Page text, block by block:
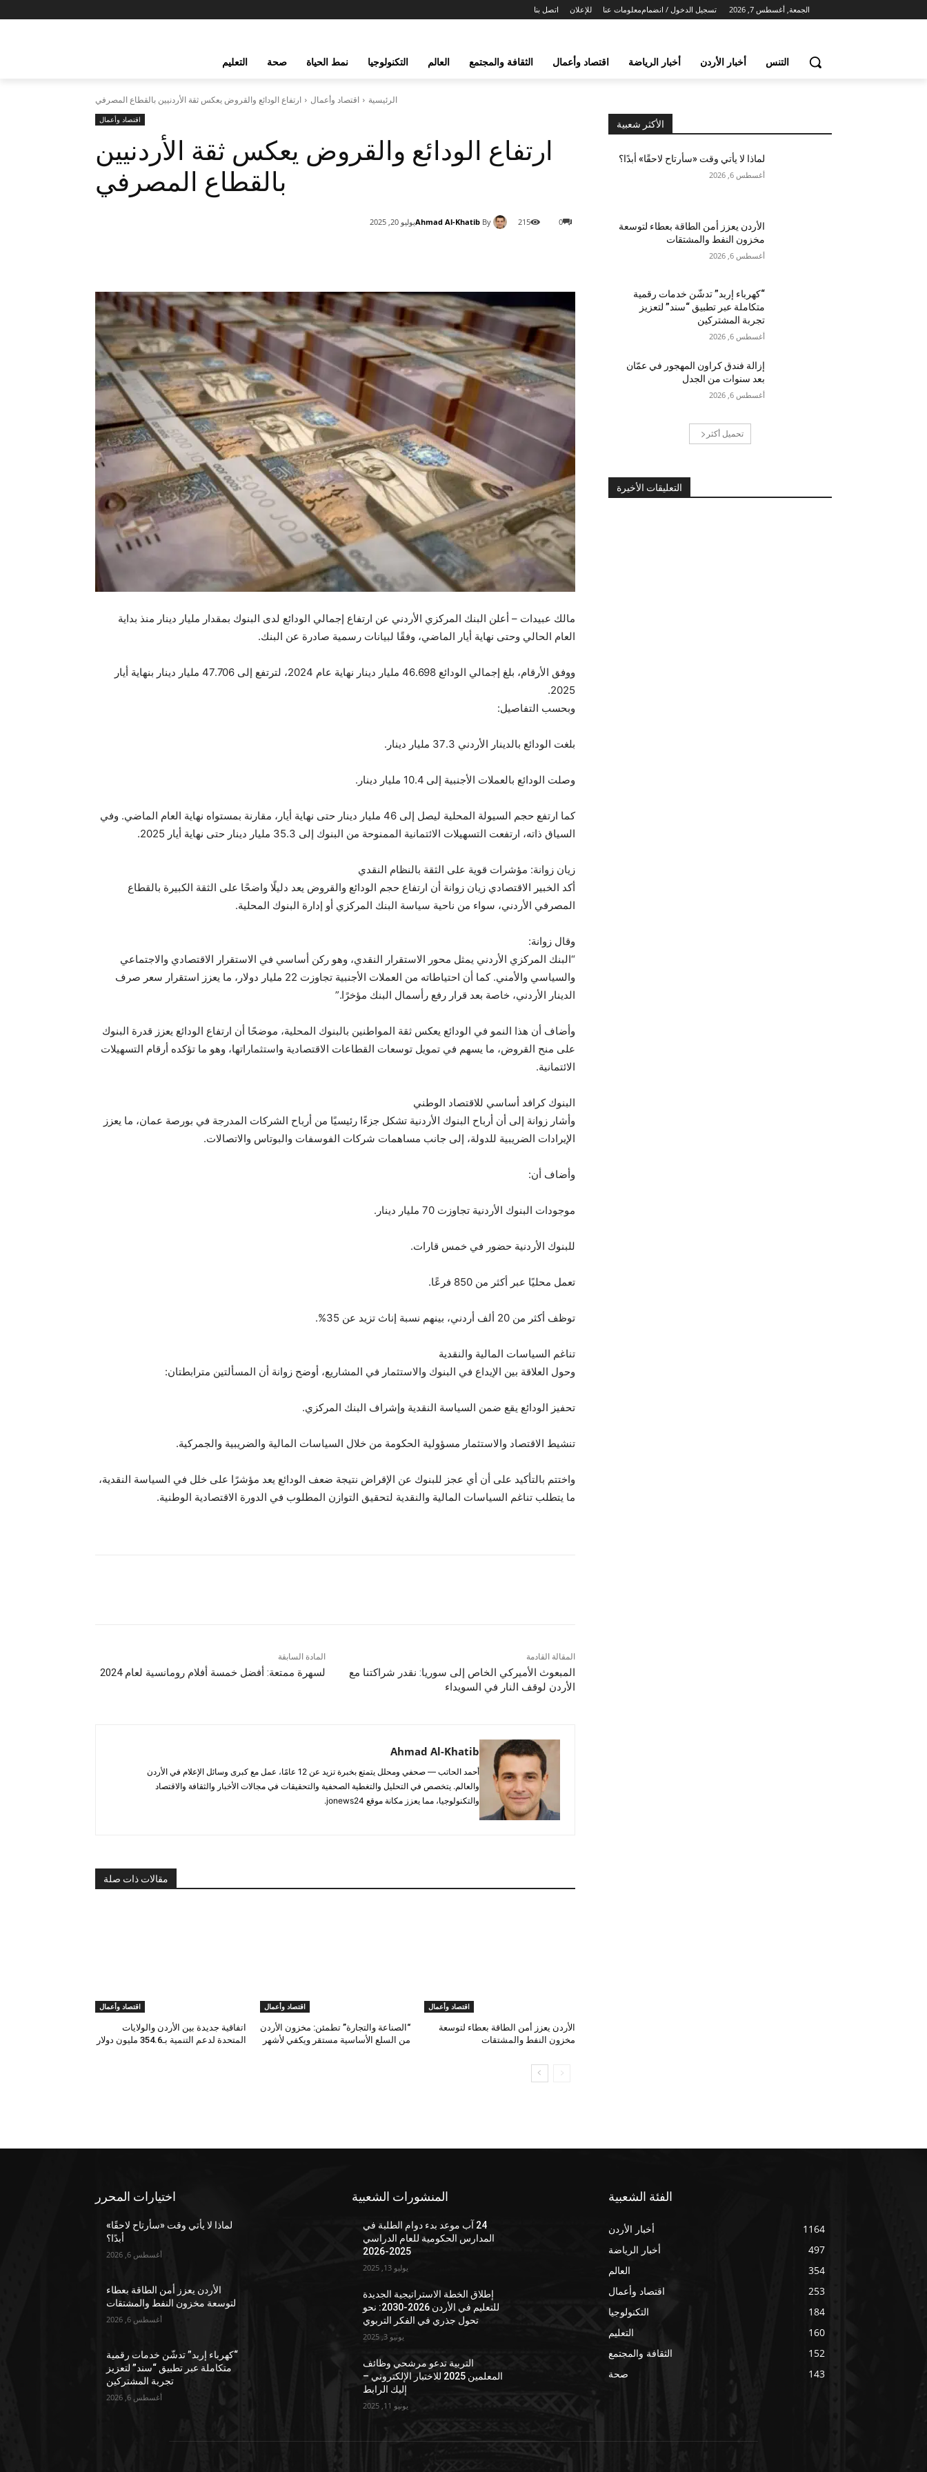
الجمعة, أغسطس 7, 2026 تسجيل الدخول / انضمام اتصل بنا للإعلان معلومات عنا
التنس أخبار الأردن أخبار الرياضة اقتصاد وأعمال الثقافة والمجتمع العالم التكنولوجيا نمط الحياة صحة التعليم
الرئيسية اقتصاد وأعمال ارتفاع الودائع والقروض يعكس ثقة الأردنيين بالقطاع المصرفي
اقتصاد وأعمال
ارتفاع الودائع والقروض يعكس ثقة الأردنيين
بالقطاع المصرفي
By
Ahmad Al-Khatibيوليو 20, 2025 0
215
مالك عبيدات – أعلن البنك المركزي الأردني عن ارتفاع إجمالي الودائع لدى البنوك بمقدار مليار دينار منذ بداية
العام الحالي وحتى نهاية أيار الماضي، وفقًا لبيانات رسمية صادرة عن البنك.
ووفق الأرقام، بلغ إجمالي الودائع 46.698 مليار دينار نهاية عام 2024، لترتفع إلى 47.706 مليار دينار بنهاية أيار
2025.
وبحسب التفاصيل:
بلغت الودائع بالدينار الأردني 37.3 مليار دينار.
وصلت الودائع بالعملات الأجنبية إلى 10.4 مليار دينار.
كما ارتفع حجم السيولة المحلية ليصل إلى 46 مليار دينار حتى نهاية أيار، مقارنة بمستواه نهاية العام الماضي. وفي
السياق ذاته، ارتفعت التسهيلات الائتمانية الممنوحة من البنوك إلى 35.3 مليار دينار حتى نهاية أيار 2025.
زيان زوانة: مؤشرات قوية على الثقة بالنظام النقدي
أكد الخبير الاقتصادي زيان زوانة أن ارتفاع حجم الودائع والقروض يعد دليلًا واضحًا على الثقة الكبيرة بالقطاع
المصرفي الأردني، سواء من ناحية سياسة البنك المركزي أو إدارة البنوك المحلية.
وقال زوانة:
“البنك المركزي الأردني يمثل محور الاستقرار النقدي، وهو ركن أساسي في الاستقرار الاقتصادي والاجتماعي
والسياسي والأمني. كما أن احتياطاته من العملات الأجنبية تجاوزت 22 مليار دولار، ما يعزز استقرار سعر صرف
الدينار الأردني، خاصة بعد قرار رفع رأسمال البنك مؤخرًا.”
وأضاف أن هذا النمو في الودائع يعكس ثقة المواطنين بالبنوك المحلية، موضحًا أن ارتفاع الودائع يعزز قدرة البنوك
على منح القروض، ما يسهم في تمويل توسعات القطاعات الاقتصادية واستثماراتها، وهو ما تؤكده أرقام التسهيلات
الائتمانية.
البنوك كرافد أساسي للاقتصاد الوطني
وأشار زوانة إلى أن أرباح البنوك الأردنية تشكل جزءًا رئيسيًا من أرباح الشركات المدرجة في بورصة عمان، ما يعزز
الإيرادات الضريبية للدولة، إلى جانب مساهمات شركات الفوسفات والبوتاس والاتصالات.
وأضاف أن:
موجودات البنوك الأردنية تجاوزت 70 مليار دينار.
للبنوك الأردنية حضور في خمس قارات.
تعمل محليًا عبر أكثر من 850 فرعًا.
توظف أكثر من 20 ألف أردني، بينهم نسبة إناث تزيد عن 35%.
تناغم السياسات المالية والنقدية
وحول العلاقة بين الإيداع في البنوك والاستثمار في المشاريع، أوضح زوانة أن المسألتين مترابطتان:
تحفيز الودائع يقع ضمن السياسة النقدية وإشراف البنك المركزي.
تنشيط الاقتصاد والاستثمار مسؤولية الحكومة من خلال السياسات المالية والضريبية والجمركية.
واختتم بالتأكيد على أن أي عجز للبنوك عن الإقراض نتيجة ضعف الودائع يعد مؤشرًا على خلل في السياسة النقدية،
ما يتطلب تناغم السياسات المالية والنقدية لتحقيق التوازن المطلوب في الدورة الاقتصادية الوطنية.
المادة السابقة
لسهرة ممتعة: أفضل خمسة أفلام رومانسية لعام 2024
المقالة القادمة
المبعوث الأميركي الخاص إلى سوريا: نقدر شراكتنا مع
الأردن لوقف النار في السويداء
Ahmad Al-Khatib
أحمد الحاتب — صحفي ومحلل يتمتع بخبرة تزيد عن 12 عامًا، عمل مع كبرى وسائل الإعلام في الأردن
والعالم. يتخصص في التحليل والتغطية الصحفية والتحقيقات في مجالات الأخبار والثقافة والاقتصاد
والتكنولوجيا، مما يعزز مكانة موقع jonews24.
مقالات ذات صلة
اقتصاد وأعمال
الأردن يعزز أمن الطاقة بعطاء لتوسعة
مخزون النفط والمشتقات
اقتصاد وأعمال
“الصناعة والتجارة” تطمئن: مخزون الأردن
من السلع الأساسية مستقر ويكفي لأشهر
اقتصاد وأعمال
اتفاقية جديدة بين الأردن والولايات
المتحدة لدعم التنمية بـ354.6 مليون دولار
الأكثر شعبية
لماذا لا يأتي وقت «سأرتاح لاحقًا» أبدًا؟
أغسطس 6, 2026
الأردن يعزز أمن الطاقة بعطاء لتوسعة
مخزون النفط والمشتقات
أغسطس 6, 2026
“كهرباء إربد” تدشّن خدمات رقمية
متكاملة عبر تطبيق “سند” لتعزيز
تجربة المشتركين
أغسطس 6, 2026
إزالة فندق كراون المهجور في عمّان
بعد سنوات من الجدل
أغسطس 6, 2026
تحميل أكثر
التعليقات الأخيرة
اختيارات المحرر
لماذا لا يأتي وقت «سأرتاح لاحقًا»
أبدًا؟
أغسطس 6, 2026
الأردن يعزز أمن الطاقة بعطاء
لتوسعة مخزون النفط والمشتقات
أغسطس 6, 2026
“كهرباء إربد” تدشّن خدمات رقمية
متكاملة عبر تطبيق “سند” لتعزيز
تجربة المشتركين
أغسطس 6, 2026
المنشورات الشعبية
24 آب موعد بدء دوام الطلبة في
المدارس الحكومية للعام الدراسي
2025-2026
يوليو 13, 2025
إطلاق الخطة الاستراتيجية الجديدة
للتعليم في الأردن 2026-2030: نحو
تحول جذري في الفكر التربوي
يونيو 3, 2025
التربية تدعو مرشحي وظائف
المعلمين 2025 للاختبار الإلكتروني –
إليك الرابط
يونيو 11, 2025
الفئة الشعبية
أخبار الأردن
1164
أخبار الرياضة
497
العالم
354
اقتصاد وأعمال
253
التكنولوجيا
184
التعليم
160
الثقافة والمجتمع
152
صحة
143